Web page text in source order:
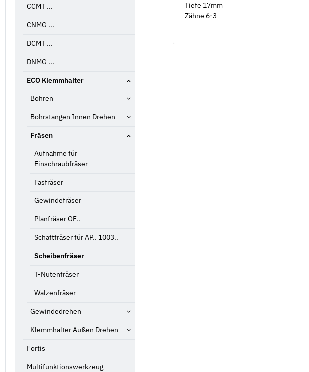
Tiefe 17mm
Zähne 6-3
CCMT ...
CNMG ...
DCMT ...
DNMG ...
ECO Klemmhalter
Bohren
Bohrstangen Innen Drehen
Fräsen
Aufnahme für
Einschraubfräser
Fasfräser
Gewindefräser
Planfräser OF..
Schaftfräser für AP.. 1003..
Scheibenfräser
T-Nutenfräser
Walzenfräser
Gewindedrehen
Klemmhalter Außen Drehen
Fortis
Multifunktionswerkzeug